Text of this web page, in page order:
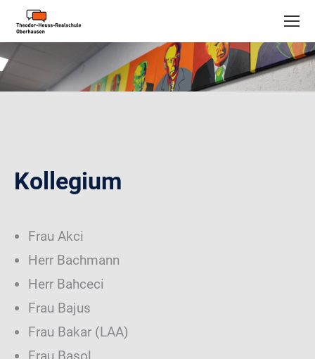
Kollegium
Frau Akci
Herr Bachmann
Herr Bahceci
Frau Bajus
Frau Bakar (LAA)